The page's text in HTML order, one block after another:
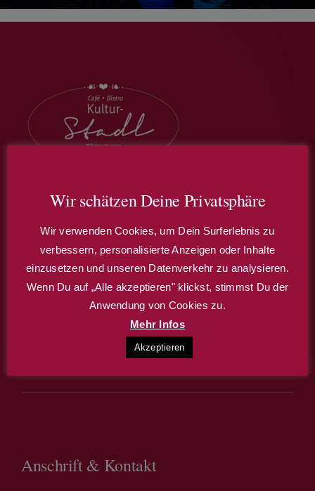
Café – Restaurant – Theater
Wir bieten Ihnen auch die Möglichkeit, den
Stadl für Ihr Familien- oder Firmenfest zu
buchen.
Infos & Terminreservierung
Anschrift & Kontakt
Wir schätzen Deine Privatsphäre
Wir verwenden Cookies, um Dein Surferlebnis zu
verbessern, personalisierte Anzeigen oder Inhalte
einzusetzen und unseren Datenverkehr zu analysieren.
Wenn Du auf „Alle akzeptieren" klickst, stimmst Du der
Anwendung von Cookies zu.
Mehr Infos
Akzeptieren